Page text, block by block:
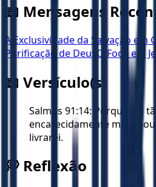
📖 Mensagens
A Exclusividade da Salvação em
Purificação de Deus O Foco em
📖 Versículo(s)
Salmos 91:14: Porquanto tão
encarecidamente me
livrarei.
💭 Reflexão